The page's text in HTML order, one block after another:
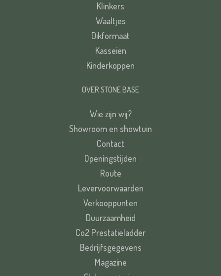
Klinkers
Waaltjes
Dikformaat
Kasseien
Kinderkoppen
OVER STONE BASE
Wie zijn wij?
Showroom en showtuin
Contact
Openingstijden
Route
Levervoorwaarden
Verkooppunten
Duurzaamheid
Co2 Prestatieladder
Bedrijfsgegevens
Magazine